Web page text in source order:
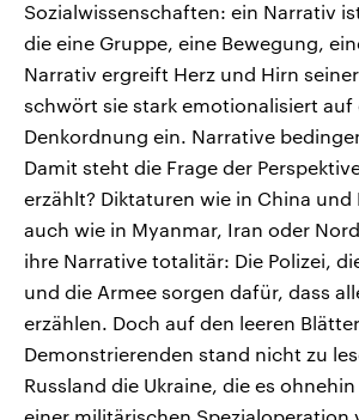
Sozialwissenschaften: ein Narrativ
die eine Gruppe, eine Bewegung,
Narrativ ergreift Herz und Hirn
schwört sie stark emotionalisiert auf
Denkordnung ein. Narrative
Damit steht die Frage der
erzählt? Diktaturen wie in China und
auch wie in Myanmar, Iran oder
ihre Narrative totalitär: Die Polizei,
und die Armee sorgen dafür, dass
erzählen. Doch auf den leeren
Demonstrierenden stand nicht zu
Russland die Ukraine, die es